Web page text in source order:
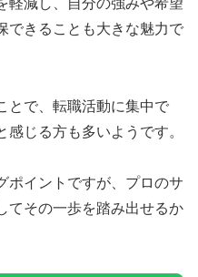
できることも大きな魅力で
とで、転職活動に集中で
じる方も多いようです。
ポイントですが、プロのサ
てその一歩を踏み出せるか